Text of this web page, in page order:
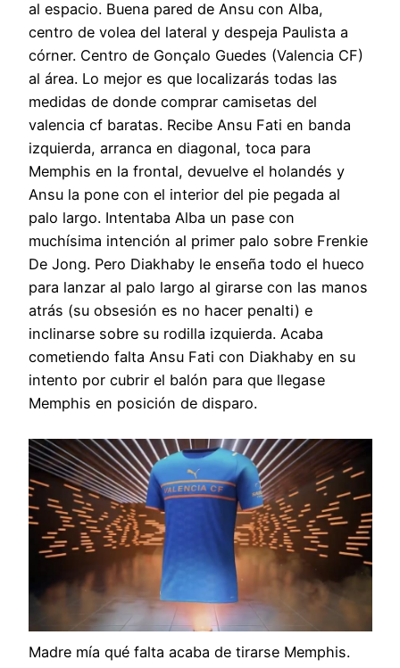
al espacio. Buena pared de Ansu con Alba,
centro de volea del lateral y despeja Paulista a
córner. Centro de Gonçalo Guedes (Valencia CF)
al área. Lo mejor es que localizarás todas las
medidas de donde comprar camisetas del
valencia cf baratas. Recibe Ansu Fati en banda
izquierda, arranca en diagonal, toca para
Memphis en la frontal, devuelve el holandés y
Ansu la pone con el interior del pie pegada al
palo largo. Intentaba Alba un pase con
muchísima intención al primer palo sobre Frenkie
De Jong. Pero Diakhaby le enseña todo el hueco
para lanzar al palo largo al girarse con las manos
atrás (su obsesión es no hacer penalti) e
inclinarse sobre su rodilla izquierda. Acaba
cometiendo falta Ansu Fati con Diakhaby en su
intento por cubrir el balón para que llegase
Memphis en posición de disparo.
Madre mía qué falta acaba de tirarse Memphis.